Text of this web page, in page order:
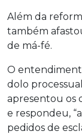
Além da
também
de má-fé.
O
dolo
apresentou os
e respondeu,
pedidos de